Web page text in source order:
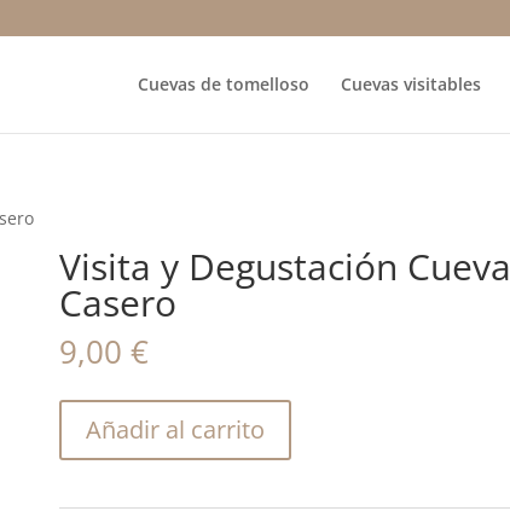
Cuevas de tomelloso Cuevas visitables
Visita y Degustación Cueva
Casero
9,00€
Degustación
Añadir al carrito